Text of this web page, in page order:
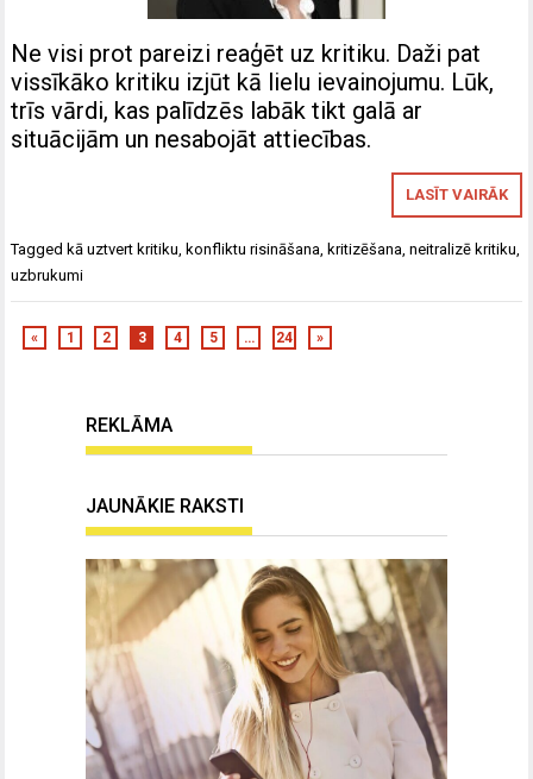
Ne visi prot pareizi reaģēt uz kritiku. Daži pat
vissīkāko kritiku izjūt kā lielu ievainojumu. Lūk,
trīs vārdi, kas palīdzēs labāk tikt galā ar
situācijām un nesabojāt attiecības.
LASĪT VAIRĀK
Tagged kā uztvert kritiku, konfliktu risināšana, kritizēšana,neitralizē kritiku,
uzbrukumi
« 1 2 3 4 5 … 24 »
REKLĀMA
JAUNĀKIE RAKSTI